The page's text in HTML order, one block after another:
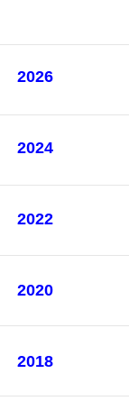
2026
2024
2022
2020
2018